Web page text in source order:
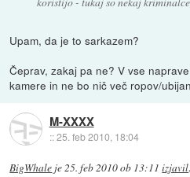
Upam, da je to sarkazem?
Čeprav, zakaj pa ne? V vse
kamere in ne bo nič več ropov/
M-XXXX
::25. feb 2010, 18:04
BigWhale je25. feb 2010 ob 13:11 izjavil